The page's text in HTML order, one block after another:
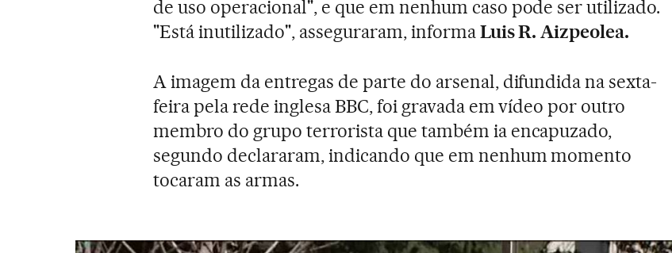
de uso operacional", e que em nenhum caso pode ser utilizado.
"Está inutilizado", asseguraram, informaLuis R. Aizpeolea.
A imagem da entregas de parte do arsenal, difundida na sexta-
feira pela rede inglesa BBC, foi gravada em vídeo por outro
membro do grupo terrorista que também ia encapuzado,
segundo declararam, indicando que em nenhum momento
tocaram as armas.